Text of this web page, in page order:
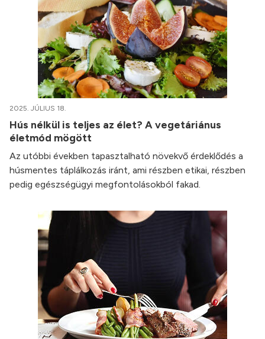
2025. JÚLIUS 18.
Hús nélkül is teljes az élet? A vegetáriánus
életmód mögött
Az utóbbi években tapasztalható növekvő érdeklődés a
húsmentes táplálkozás iránt, ami részben etikai, részben
pedig egészségügyi megfontolásokból fakad.